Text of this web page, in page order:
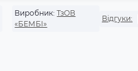
Виробник: ТзОВ
«БЕМБІ»
Відгуки: